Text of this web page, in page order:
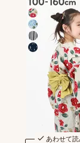
あわせて